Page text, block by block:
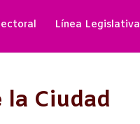
Línea Legislativa
la Ciudad